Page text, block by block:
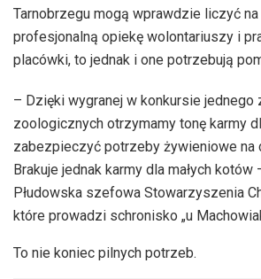
Tarnobrzegu mogą wprawdzie liczyć na
profesjonalną opiekę wolontariuszy i
placówki, to jednak i one potrzebują
– Dzięki wygranej w konkursie jednego
zoologicznych otrzymamy tonę karmy
zabezpieczyć potrzeby żywieniowe na
Brakuje jednak karmy dla małych
Płudowska szefowa Stowarzyszenia
które prowadzi schronisko „u
To nie koniec pilnych potrzeb.